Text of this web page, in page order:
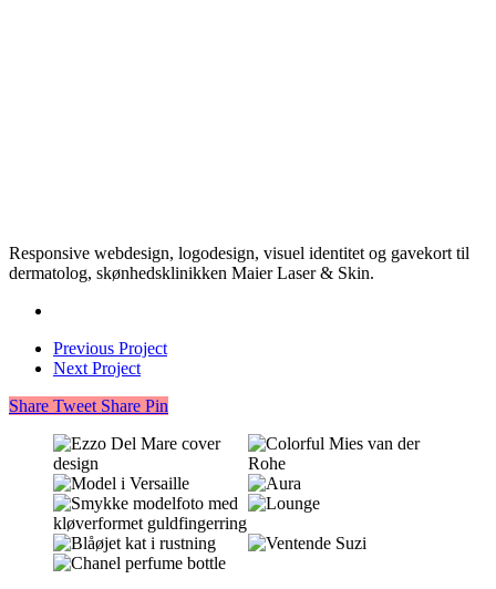
Responsive webdesign, logodesign, visuel identitet og gavekort til
dermatolog, skønhedsklinikken Maier Laser & Skin.
Previous Project
Next Project
Share Tweet Share Pin